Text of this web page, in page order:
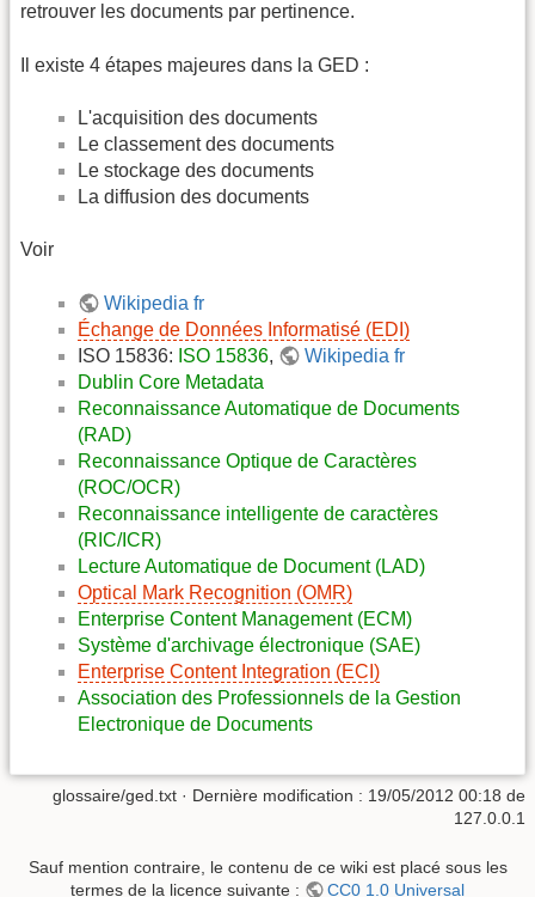
retrouver les documents par pertinence.
Il existe 4 étapes majeures dans la GED :
L'acquisition des documents
Le classement des documents
Le stockage des documents
La diffusion des documents
Voir
Wikipedia fr
Échange de Données Informatisé (EDI)
ISO 15836: ISO 15836,
Wikipedia fr
Dublin Core Metadata
Reconnaissance Automatique de Documents
(RAD)
Reconnaissance Optique de Caractères
(ROC/OCR)
Reconnaissance intelligente de caractères
(RIC/ICR)
Lecture Automatique de Document (LAD)
Optical Mark Recognition (OMR)
Enterprise Content Management (ECM)
Système d'archivage électronique (SAE)
Enterprise Content Integration (ECI)
Association des Professionnels de la Gestion
Electronique de Documents
glossaire/ged.txt · Dernière modification : 19/05/2012 00:18 de
127.0.0.1
Sauf mention contraire, le contenu de ce wiki est placé sous les
termes de la licence suivante :
CC0 1.0 Universal